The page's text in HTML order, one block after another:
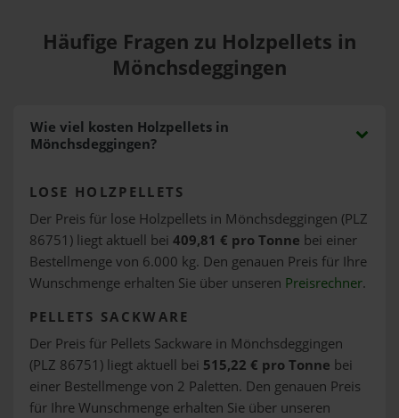
Häufige Fragen zu Holzpellets in
Mönchsdeggingen
Wie viel kosten Holzpellets in
Mönchsdeggingen?
LOSE HOLZPELLETS
Der Preis für lose Holzpellets in Mönchsdeggingen (PLZ
86751) liegt aktuell bei 409,81 € pro Tonne bei einer
Bestellmenge von 6.000 kg. Den genauen Preis für Ihre
Wunschmenge erhalten Sie über unseren Preisrechner.
PELLETS SACKWARE
Der Preis für Pellets Sackware in Mönchsdeggingen
(PLZ 86751) liegt aktuell bei 515,22 € pro Tonne bei
einer Bestellmenge von 2 Paletten. Den genauen Preis
für Ihre Wunschmenge erhalten Sie über unseren